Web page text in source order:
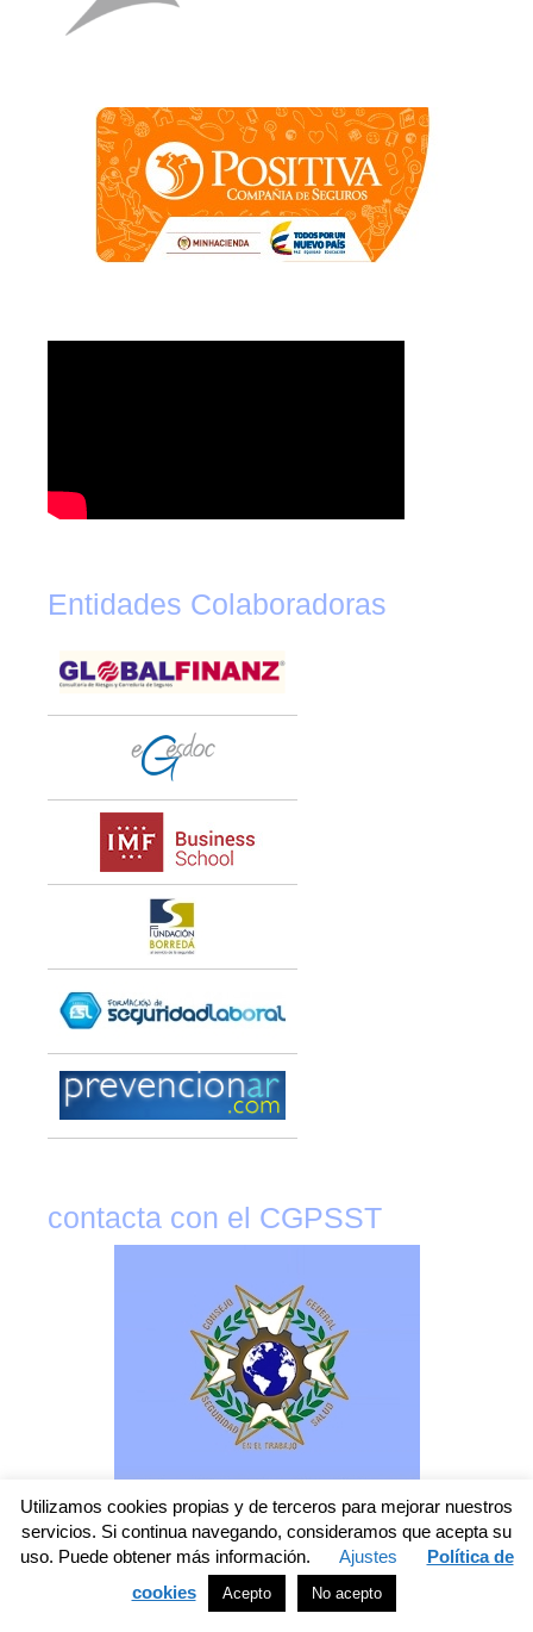
Entidades Colaboradoras
contacta con el CGPSST
Utilizamos cookies propias y de terceros para mejorar nuestros
servicios. Si continua navegando, consideramos que acepta su
uso. Puede obtener más información.
Ajustes
Política de
cookies
Acepto No acepto